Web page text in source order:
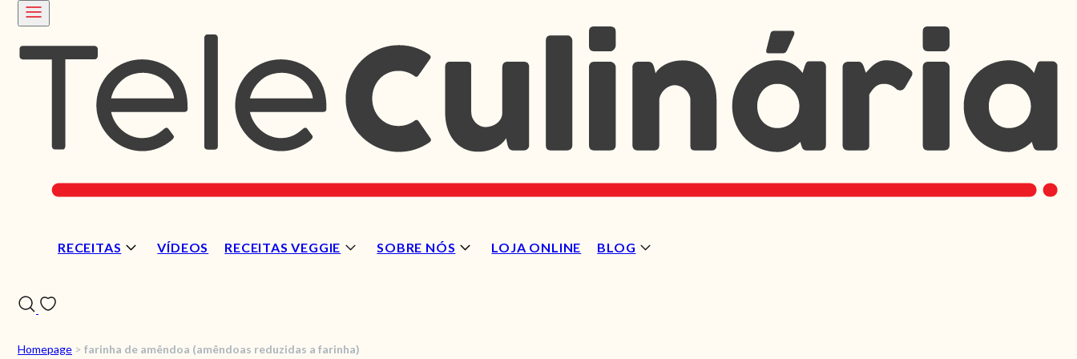
RECEITAS VÍDEOS RECEITAS VEGGIE SOBRE NÓS LOJA ONLINE BLOG
Homepage > farinha de amêndoa (amêndoas reduzidas a farinha)